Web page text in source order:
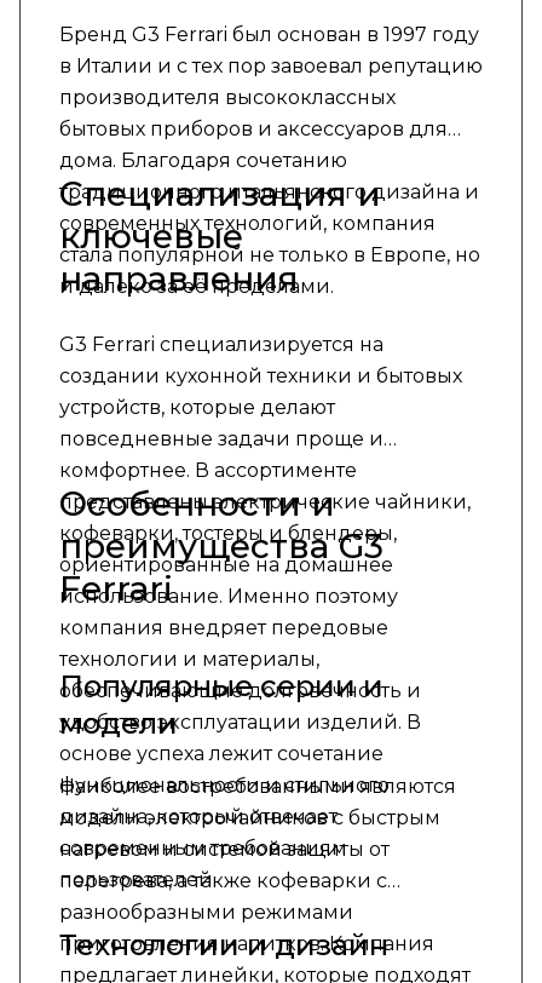
Бренд G3 Ferrari был основан в 1997 году
в Италии и с тех пор завоевал репутацию
производителя высококлассных
бытовых приборов и аксессуаров для
дома. Благодаря сочетанию
традиционного итальянского дизайна и
современных технологий, компания
стала популярной не только в Европе, но
и далеко за её пределами.
Специализация и
ключевые
направления
G3 Ferrari специализируется на
создании кухонной техники и бытовых
устройств, которые делают
повседневные задачи проще и
комфортнее. В ассортименте
представлены электрические чайники,
кофеварки, тостеры и блендеры,
ориентированные на домашнее
использование. Именно поэтому
компания внедряет передовые
технологии и материалы,
обеспечивающие долговечность и
удобство эксплуатации изделий. В
основе успеха лежит сочетание
функциональности и стильного
дизайна, который отвечает
современным требованиям
пользователей.
Особенности и
преимущества G3
Ferrari
Популярные серии и
модели
Наиболее востребованными являются
модели электрочайников с быстрым
нагревом и системой защиты от
перегрева, а также кофеварки с
разнообразными режимами
приготовления напитков. Компания
предлагает линейки, которые подходят
Технологии и дизайн